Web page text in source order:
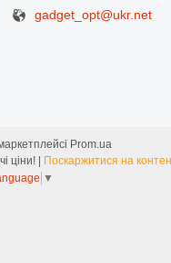
gadget_opt@ukr.net
Prom.ua
Поскаржитися на
▼